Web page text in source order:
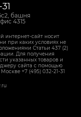
башня
4315
интернет-сайт носит
при каких условиях не
Статьи 437 (2)
Для получения
указанных товаров и
сайта с помощью
+7 (495) 032-21-31